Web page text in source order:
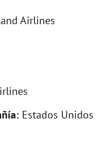
Airlines
Estados Unidos